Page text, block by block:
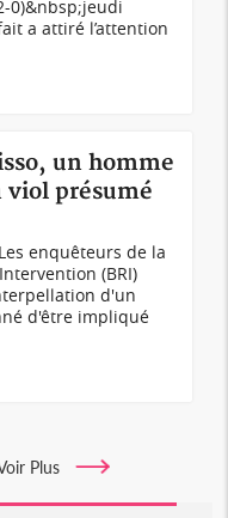
0)&nbsp;jeudi
a attiré l’attention
un homme
viol présumé
enquêteurs de la
(BRI)
d'un
d'être impliqué
Plus